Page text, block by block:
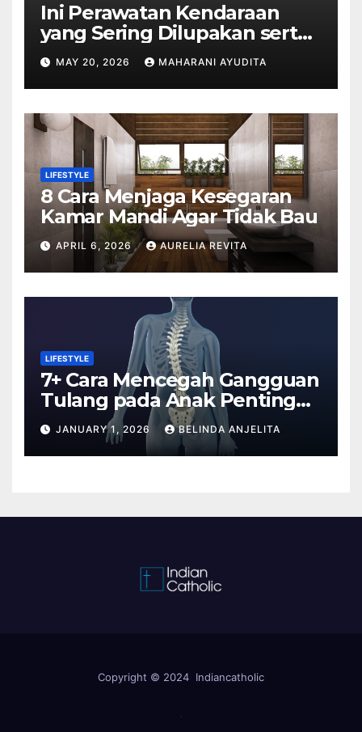
Ini Perawatan Kendaraan
yang Sering Dilupakan serta
Dampaknya
MAY 20, 2026 MAHARANI AYUDITA
LIFESTYLE
8 Cara Menjaga Kesegaran
Kamar Mandi Agar Tidak Bau
APRIL 6, 2026 AURELIA REVITA
LIFESTYLE
7+ Cara Mencegah Gangguan
Tulang pada Anak Penting
Anda Tahu
JANUARY 1, 2026 BELINDA ANJELITA
Copyright © 2024 Indiancatholic